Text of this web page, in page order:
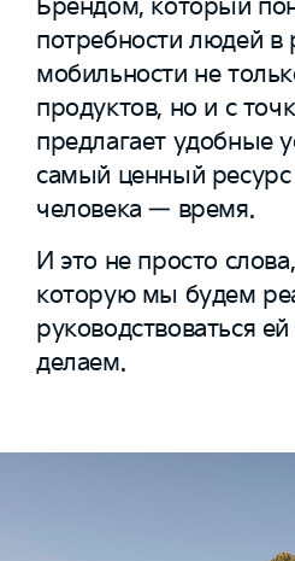
Брендом, который
потребности людей в
мобильности не
продуктов, но и с
предлагает удобные
самый ценный
человека — время.
И это не просто
которую мы будем
руководствоваться
делаем.